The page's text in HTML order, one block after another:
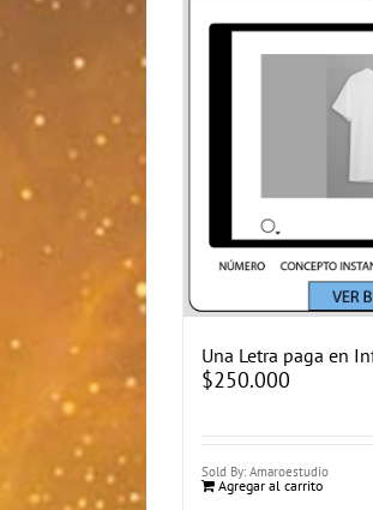
Una Letra paga en
$250.000
Sold By: Amaroestudio
Agregar al carrito